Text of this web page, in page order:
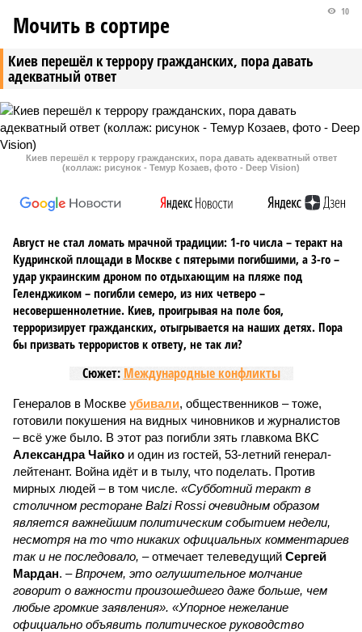
Киев перешёл к террору гражданских, пора давать
адекватный ответ
10
Мочить в сортире
Киев перешёл к террору гражданских, пора давать адекватный ответ
(коллаж: рисунок - Темур Козаев, фото - Deep Vision)
Август не стал ломать мрачной традиции: 1-го числа – теракт на
Кудринской площади в Москве с пятерыми погибшими, а 3-го –
удар украинским дроном по отдыхающим на пляже под
Геленджиком – погибли семеро, из них четверо –
несовершеннолетние. Киев, проигрывая на поле боя,
терроризирует гражданских, отыгрывается на наших детях. Пора
бы призвать террористов к ответу, не так ли?
Сюжет: Международные конфликты
Генералов в Москве убивали, общественников – тоже,
готовили покушения на видных чиновников и журналистов
– всё уже было. В этот раз погибли зять главкома ВКС
Александра Чайко и один из гостей, 53-летний генерал-
лейтенант. Война идёт и в тылу, что поделать. Против
мирных людей – в том числе. «Субботний теракт в
столичном ресторане Balzi Rossi очевидным образом
является важнейшим политическим событием недели,
несмотря на то что никаких официальных комментариев
так и не последовало, – отмечает телеведущий Сергей
Мардан. –Впрочем, это оглушительное молчание
говорит о важности произошедшего даже больше, чем
любые громкие заявления». «Упорное нежелание
официально объявить политическое руководство